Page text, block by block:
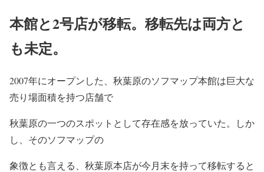
本館と2号店が移転。移転先は両方と
も未定。
2007年にオープンした、秋葉原のソフマップ本館は巨大な
売り場面積を持つ店舗で
秋葉原の一つのスポットとして存在感を放っていた。しか
し、そのソフマップの
象徴とも言える、秋葉原本店が今月末を持って移転すると